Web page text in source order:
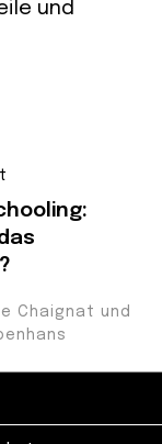
und
Chaignat und